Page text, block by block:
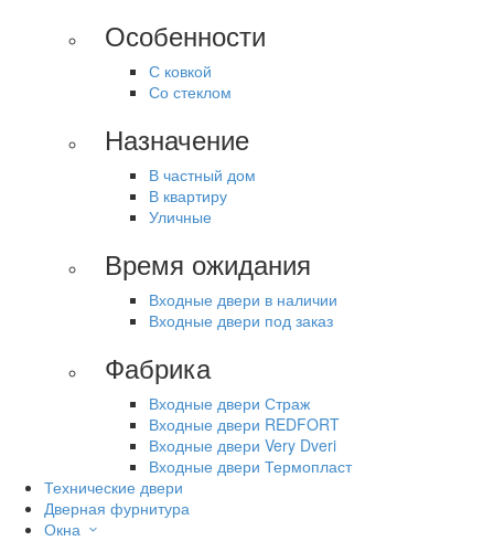
Особенности
С ковкой
Со стеклом
Назначение
В частный дом
В квартиру
Уличные
Время ожидания
Входные двери в наличии
Входные двери под заказ
Фабрика
Входные двери Страж
Входные двери REDFORT
Входные двери Very Dveri
Входные двери Термопласт
Технические двери
Дверная фурнитура
Окна